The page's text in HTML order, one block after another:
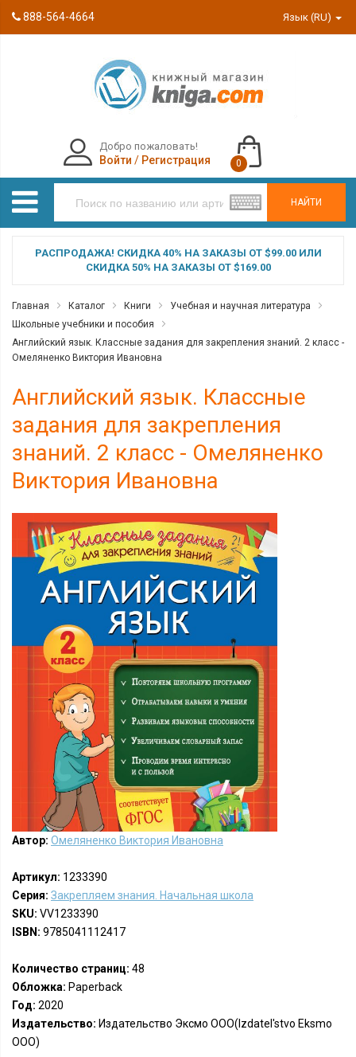
888-564-4664 Язык (RU)
НАЙТИ
Добро пожаловать!
Войти / Регистрация 0
РАСПРОДАЖА! СКИДКА 40% НА ЗАКАЗЫ ОТ $99.00 ИЛИ
СКИДКА 50% НА ЗАКАЗЫ ОТ $169.00
Главная Каталог Книги
Учебная и научная литература
Школьные учебники и пособия
Английский язык. Классные задания для закрепления знаний. 2 класс -
Омеляненко Виктория Ивановна
Английский язык. Классные
задания для закрепления
знаний. 2 класс - Омеляненко
Виктория Ивановна
Автор: Омеляненко Виктория Ивановна
Артикул: 1233390
Серия: Закрепляем знания. Начальная школа
SKU: VV1233390
ISBN: 9785041112417
Количество страниц: 48
Обложка: Paperback
Год: 2020
Издательство: Издательство Эксмо ООО(Izdatel'stvo Eksmo
OOO)